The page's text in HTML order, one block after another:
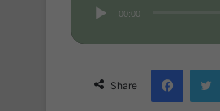
00:00
Share